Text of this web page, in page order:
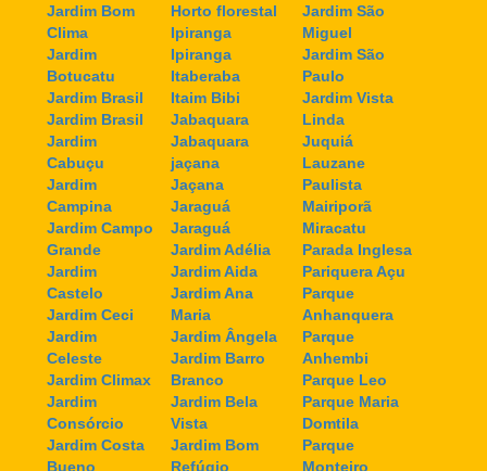
Jardim Bom
Clima
Jardim
Botucatu
Jardim Brasil
Jardim Brasil
Jardim
Cabuçu
Jardim
Campina
Jardim Campo
Grande
Jardim
Castelo
Jardim Ceci
Jardim
Celeste
Jardim Climax
Jardim
Consórcio
Jardim Costa
Bueno
Horto florestal
Ipiranga
Ipiranga
Itaberaba
Itaim Bibi
Jabaquara
Jabaquara
jaçana
Jaçana
Jaraguá
Jaraguá
Jardim Adélia
Jardim Aida
Jardim Ana
Maria
Jardim Ângela
Jardim Barro
Branco
Jardim Bela
Vista
Jardim Bom
Refúgio
Jardim São
Miguel
Jardim São
Paulo
Jardim Vista
Linda
Juquiá
Lauzane
Paulista
Mairiporã
Miracatu
Parada Inglesa
Pariquera Açu
Parque
Anhanquera
Parque
Anhembi
Parque Leo
Parque Maria
Domtila
Parque
Monteiro